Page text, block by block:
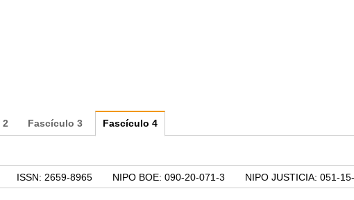
2 Fascículo 3 Fascículo 4
ISSN: 2659-8965 NIPO BOE: 090-20-071-3 NIPO JUSTICIA: 051-